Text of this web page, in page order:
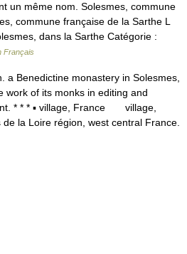
un même nom. Solesmes, commune
commune française de la Sarthe L
dans la Sarthe Catégorie :
Français
a Benedictine monastery in Solesmes,
work of its monks in editing and
* * * ▪ village, France village,
la Loire région, west central France.